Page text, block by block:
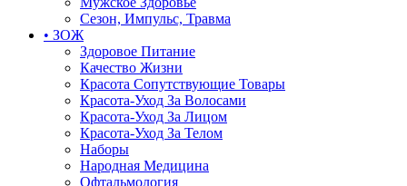
Сезон, Импульс, Травма
• ЗОЖ
Здоровое Питание
Качество Жизни
Красота Сопутствующие Товары
Красота-Уход За Волосами
Красота-Уход За Лицом
Красота-Уход За Телом
Наборы
Народная Медицина
Офтальмология